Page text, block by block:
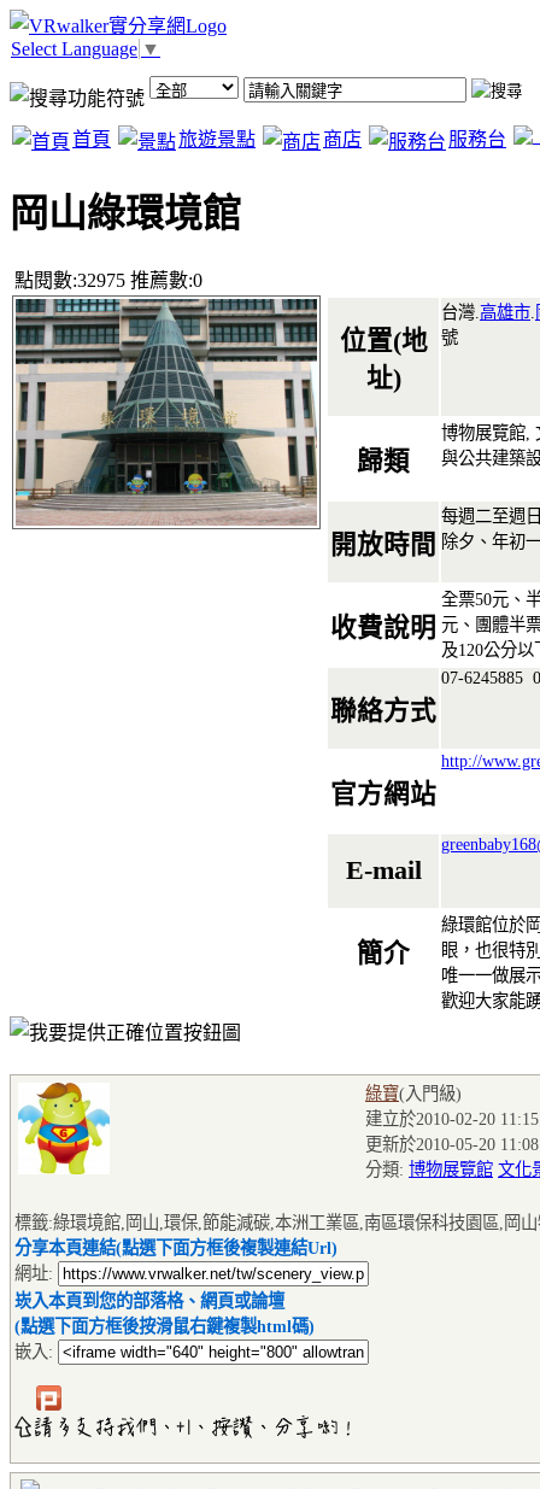
Select Language ▼
首頁 旅遊景點 商店 服務台
岡山綠環境館
點閱數:32975 推薦數:0
位置(地
址)
台灣. 高雄市
號
歸類
博物展覽館,
與公共建築
開放時間
每週二至週
除夕、年初
收費說明
全票50元、
元、團體半
及120公分
聯絡方式
07-6245885
官方網站
http://
E-mail
簡介
綠環館位於
眼，也很特
唯一一做展
歡迎大家能
綠寶(入門級)
建立於2010-02-20
更新於2010-05-20
分類: 博物展覽館 文化
標籤:綠環境館,岡山,環保,節能減碳,本洲工業區,南區環保科技園區,岡
分享本頁連結(點選下面方框後複製連結Url)
網址:
崁入本頁到您的部落格、網頁或論壇
(點選下面方框後按滑鼠右鍵複製html碼)
嵌入: